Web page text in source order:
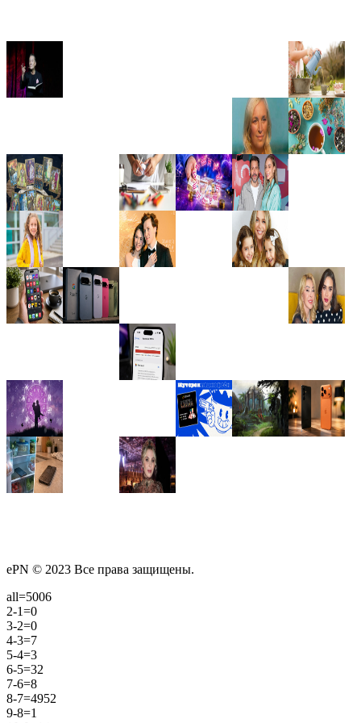
ePN © 2023 Все права защищены.
all=5006
2-1=0
3-2=0
4-3=7
5-4=3
6-5=32
7-6=8
8-7=4952
9-8=1